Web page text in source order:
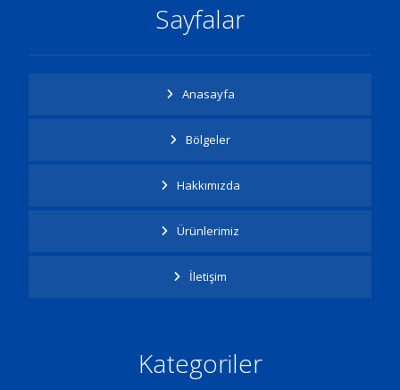
Sayfalar
Anasayfa
Bölgeler
Hakkımızda
Ürünlerimiz
İletişim
Kategoriler